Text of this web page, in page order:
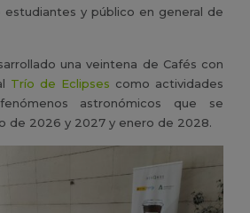
estudiantes y público en general de
una veintena de Cafés con
Trío de Eclipses como actividades
astronómicos que se
de 2026 y 2027 y enero de 2028.